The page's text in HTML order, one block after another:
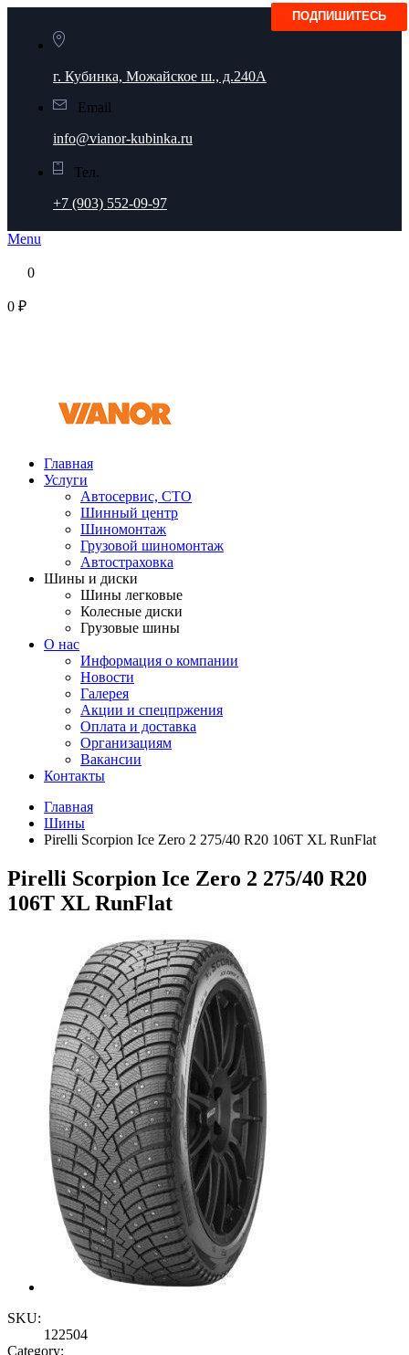
г. Кубинка, Можайское ш., д.240А
Email
info@vianor-kubinka.ru
Тел.
+7 (903) 552-09-97
Menu
0
0 ₽
Главная
Услуги
Автосервис, СТО
Шинный центр
Шиномонтаж
Грузовой шиномонтаж
Автостраховка
Шины и диски
Шины легковые
Колесные диски
Грузовые шины
О нас
Информация о компании
Новости
Галерея
Акции и спецпржения
Оплата и доставка
Организациям
Вакансии
Контакты
Главная
Шины
Pirelli Scorpion Ice Zero 2 275/40 R20 106T XL RunFlat
Pirelli Scorpion Ice Zero 2 275/40 R20
106T XL RunFlat
SKU:
122504
Category: